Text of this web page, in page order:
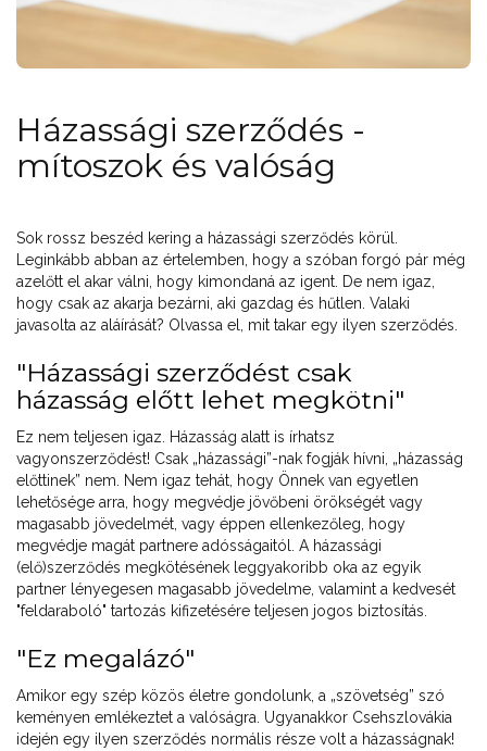
Házassági szerződés -
mítoszok és valóság
Sok rossz beszéd kering a házassági szerződés körül.
Leginkább abban az értelemben, hogy a szóban forgó pár még
azelőtt el akar válni, hogy kimondaná az igent. De nem igaz,
hogy csak az akarja bezárni, aki gazdag és hűtlen. Valaki
javasolta az aláírását? Olvassa el, mit takar egy ilyen szerződés.
"Házassági szerződést csak
házasság előtt lehet megkötni"
Ez nem teljesen igaz. Házasság alatt is írhatsz
vagyonszerződést! Csak „házassági”-nak fogják hívni, „házasság
előttinek” nem. Nem igaz tehát, hogy Önnek van egyetlen
lehetősége arra, hogy megvédje jövőbeni örökségét vagy
magasabb jövedelmét, vagy éppen ellenkezőleg, hogy
megvédje magát partnere adósságaitól. A házassági
(elő)szerződés megkötésének leggyakoribb oka az egyik
partner lényegesen magasabb jövedelme, valamint a kedvesét
"feldaraboló" tartozás kifizetésére teljesen jogos biztosítás.
"Ez megalázó"
Amikor egy szép közös életre gondolunk, a „szövetség” szó
keményen emlékeztet a valóságra. Ugyanakkor Csehszlovákia
idején egy ilyen szerződés normális része volt a házasságnak!